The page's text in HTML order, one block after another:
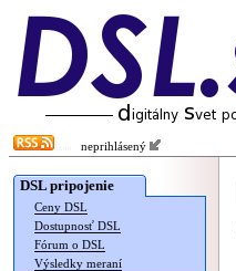
neprihlásený
DSL pripojenie
Ceny DSL
Dostupnosť DSL
Fórum o DSL
Výsledky meraní